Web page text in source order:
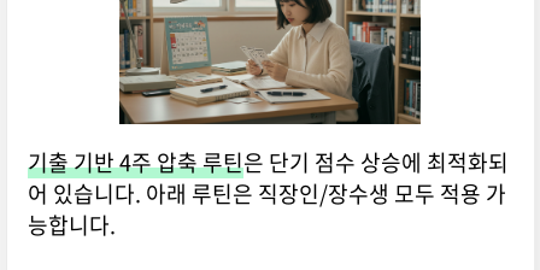
기출 기반 4주 압축 루틴은 단기 점수 상승에 최적화되
어 있습니다. 아래 루틴은 직장인/장수생 모두 적용 가
능합니다.